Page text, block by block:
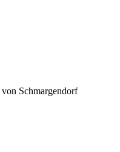
von Schmargendorf